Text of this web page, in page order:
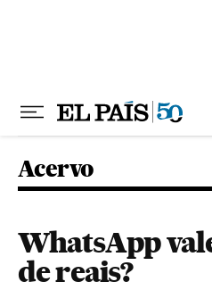
Acervo
WhatsApp
de reais?